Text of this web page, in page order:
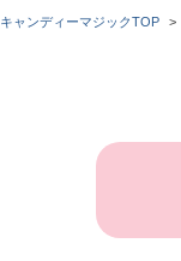
キャンディーマジックTOP